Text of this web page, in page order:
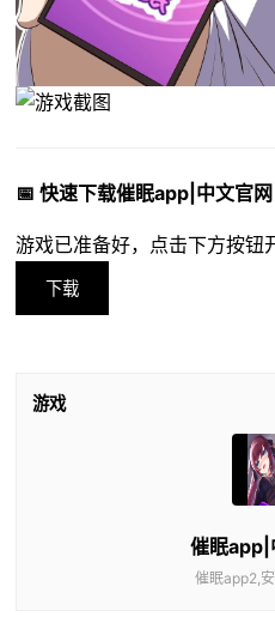
📅 快速下载催眠app|中文官网
游戏已准备好，点击下方按钮
下载
游戏
催眠app|
催眠app2,